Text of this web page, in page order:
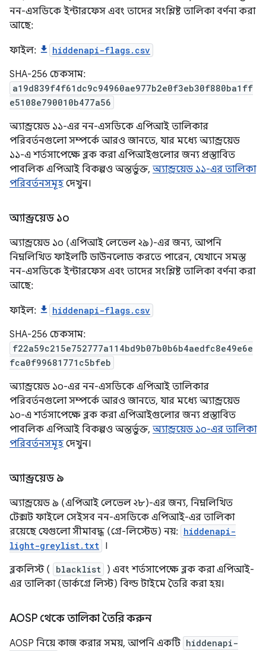
নন-এসডিকে ইন্টারফেস এবং তাদের সংশ্লিষ্ট তালিকা বর্ণনা করা
আছে:
ফাইল: hiddenapi-flags.csv
SHA-256 চেকসাম:
a19d839f4f61dc9c94960ae977b2e0f3eb30f880ba1ff
e5108e790010b477a56
অ্যান্ড্রয়েড ১১-এর নন-এসডিকে এপিআই তালিকার
পরিবর্তনগুলো সম্পর্কে আরও জানতে, যার মধ্যে অ্যান্ড্রয়েড
১১-এ শর্তসাপেক্ষে ব্লক করা এপিআইগুলোর জন্য প্রস্তাবিত
পাবলিক এপিআই বিকল্পও অন্তর্ভুক্ত, অ্যান্ড্রয়েড ১১-এর তালিকা
পরিবর্তনসমূহ দেখুন।
অ্যান্ড্রয়েড ১০
অ্যান্ড্রয়েড ১০ (এপিআই লেভেল ২৯)-এর জন্য, আপনি
নিম্নলিখিত ফাইলটি ডাউনলোড করতে পারেন, যেখানে সমস্ত
নন-এসডিকে ইন্টারফেস এবং তাদের সংশ্লিষ্ট তালিকা বর্ণনা করা
আছে:
ফাইল: hiddenapi-flags.csv
SHA-256 চেকসাম:
f22a59c215e752777a114bd9b07b0b6b4aedfc8e49e6e
fca0f99681771c5bfeb
অ্যান্ড্রয়েড ১০-এর নন-এসডিকে এপিআই তালিকার
পরিবর্তনগুলো সম্পর্কে আরও জানতে, যার মধ্যে অ্যান্ড্রয়েড
১০-এ শর্তসাপেক্ষে ব্লক করা এপিআইগুলোর জন্য প্রস্তাবিত
পাবলিক এপিআই বিকল্পও অন্তর্ভুক্ত, অ্যান্ড্রয়েড ১০-এর তালিকা
পরিবর্তনসমূহ দেখুন।
অ্যান্ড্রয়েড ৯
অ্যান্ড্রয়েড ৯ (এপিআই লেভেল ২৮)-এর জন্য, নিম্নলিখিত
টেক্সট ফাইলে সেইসব নন-এসডিকে এপিআই-এর তালিকা
রয়েছে যেগুলো সীমাবদ্ধ (গ্রে-লিস্টেড) নয়: hiddenapi-
light-greylist.txt ।
ব্লকলিস্ট (
blacklist ) এবং শর্তসাপেক্ষে ব্লক করা এপিআই-
এর তালিকা (ডার্কগ্রে লিস্ট) বিল্ড টাইমে তৈরি করা হয়।
AOSP থেকে তালিকা তৈরি করুন
AOSP নিয়ে কাজ করার সময়, আপনি একটি hiddenapi-